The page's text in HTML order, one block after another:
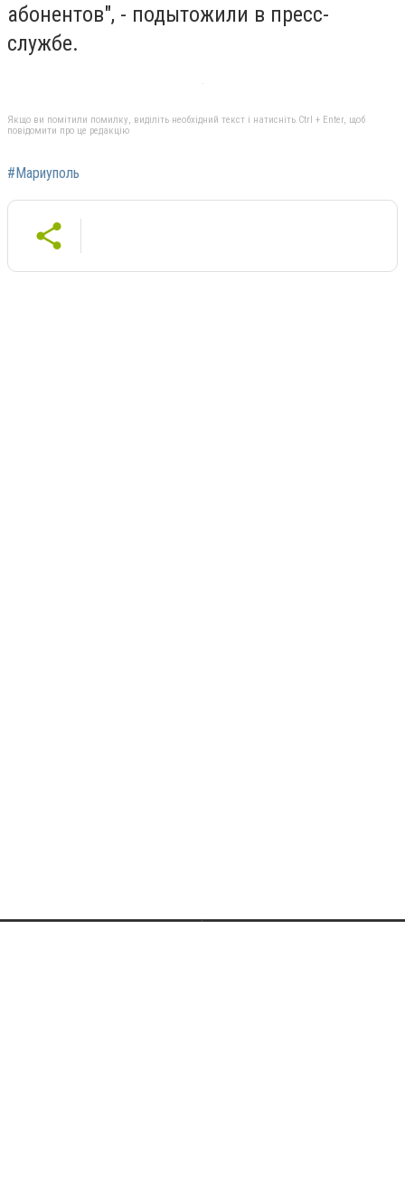
абонентов", - подытожили в пресс-
службе.
Якщо ви помітили помилку, виділіть необхідний текст і натисніть Ctrl + Enter, щоб
повідомити про це редакцію
#Мариуполь